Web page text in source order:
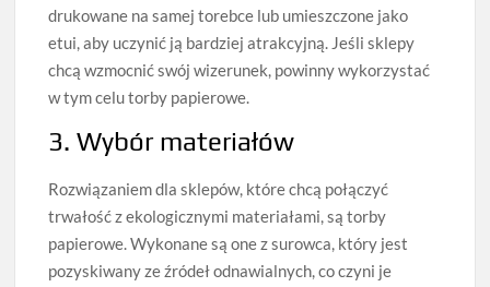
drukowane na samej torebce lub umieszczone jako
etui, aby uczynić ją bardziej atrakcyjną. Jeśli sklepy
chcą wzmocnić swój wizerunek, powinny wykorzystać
w tym celu torby papierowe.
3. Wybór materiałów
Rozwiązaniem dla sklepów, które chcą połączyć
trwałość z ekologicznymi materiałami, są torby
papierowe. Wykonane są one z surowca, który jest
pozyskiwany ze źródeł odnawialnych, co czyni je